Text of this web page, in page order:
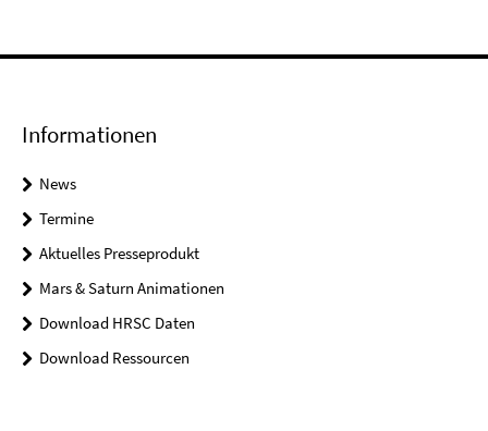
Informationen
News
Termine
Aktuelles Presseprodukt
Mars & Saturn Animationen
Download HRSC Daten
Download Ressourcen